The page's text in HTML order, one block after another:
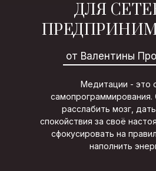
ДЛЯ
Медитации - это
расслабить мозг,
спокойствия за своё
сфокусировать на
наполнить
от Валентины